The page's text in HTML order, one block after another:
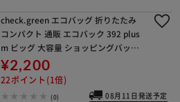
check.green エコバッグ 折りたたみ
コンパクト 通販 エコバック 392 plus
m ビッグ 大容量 ショッピングバッグ
お買い物バッグ お買い物バック おり
たたみ 折り畳み サブバッグ
¥2,200
22ポイント(1倍)
(0) 08月11日発送予定